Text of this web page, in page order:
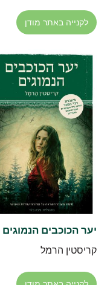
לקנייה באתר מודן
יער הכוכבים הנמוגים
קריסטין הרמל